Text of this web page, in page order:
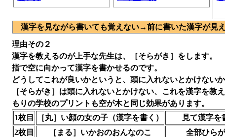
漢字を見ながら書いても覚えない→前に書いた漢字が見
理由その２
漢字を教えるのが上手な先生は、［そらがき］をします。
指で空に向かって漢字を書かせるのです。
どうしてこれが良いかというと、頭に入れないとかけないか
［そらがき］は頭に入れないとかけない、これを漢字を教
もりの学校のプリントも空が木と同じ効果があります。
1枚目
［丸］い顔の女の子（漢字を書く）
見て漢字を
2枚目
［まる］いかおのおんなのこ
全部ひら